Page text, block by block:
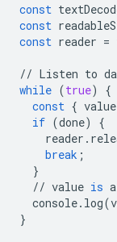
const
const
const reader =
// Listen to
while (true)
{
const { value
if (done)
{
reader .
break ;
}
// value is a
console. log(
}